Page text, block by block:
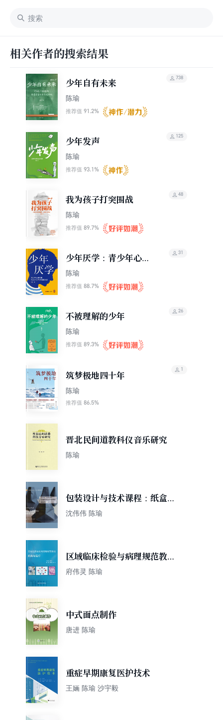
相关作者的搜索结果
少年自有未来
陈瑜
推荐值 91.2%
738
少年发声
陈瑜
推荐值 93.1%
125
我为孩子打突围战
陈瑜
推荐值 89.7%
48
少年厌学：青少年心理
专家和12个少年的深度
对话（读懂孩子心声走
陈瑜
推荐值 88.7%
31
不被理解的少年
陈瑜
推荐值 89.3%
26
筑梦极地四十年
陈瑜
推荐值 86.5%
1
晋北民间道教科仪音乐研究
陈瑜
包装设计与技术课程：纸盒设
计
沈伟伟 陈瑜
区域临床检验与病理规范教
程：机构与运行
府伟灵 陈瑜
中式面点制作
唐进 陈瑜
重症早期康复医护技术
王婳 陈瑜 沙宇毅